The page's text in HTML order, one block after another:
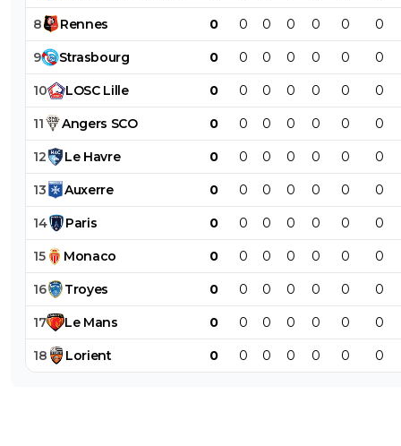
8 Rennes 0 0 0 0 0 0 0
9 Strasbourg 0 0 0 0 0 0 0
10 LOSC Lille 0 0 0 0 0 0 0
11 Angers SCO 0 0 0 0 0 0 0
12 Le Havre 0 0 0 0 0 0 0
13 Auxerre 0 0 0 0 0 0 0
14 Paris 0 0 0 0 0 0 0
15 Monaco 0 0 0 0 0 0 0
16 Troyes 0 0 0 0 0 0 0
17 Le Mans 0 0 0 0 0 0 0
18 Lorient 0 0 0 0 0 0 0